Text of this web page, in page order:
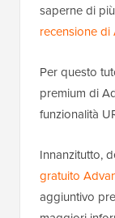
saperne di
recensione
Per questo
premium di
funzionalità
Innanzitutto,
gratuito
aggiuntivo